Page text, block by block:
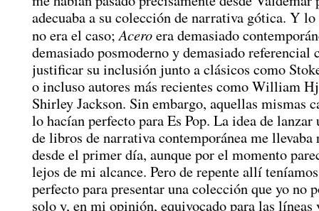
adecuaba a su colección de narrativa gótica. Y
no era el caso;Aceroera demasiado
demasiado posmoderno y demasiado referencial
justificar su inclusión junto a clásicos como
o incluso autores más recientes como William
Shirley Jackson. Sin embargo, aquellas mismas
lo hacían perfecto para Es Pop. La idea de lanzar
de libros de narrativa contemporánea me llevaba
desde el primer día, aunque por el momento
lejos de mi alcance. Pero de repente allí
perfecto para presentar una colección que yo no
solo y, en mi opinión, equivocado para las líneas